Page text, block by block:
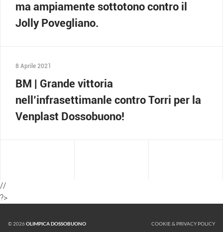
ma ampiamente sottotono contro il
Jolly Povegliano.
8 Aprile 2021
BM | Grande vittoria
nell’infrasettimanle contro Torri per la
Venplast Dossobuono!
//
?>
© 2026OLIMPICA DOSSOBUONO COOKIE & PRIVACY POLICY